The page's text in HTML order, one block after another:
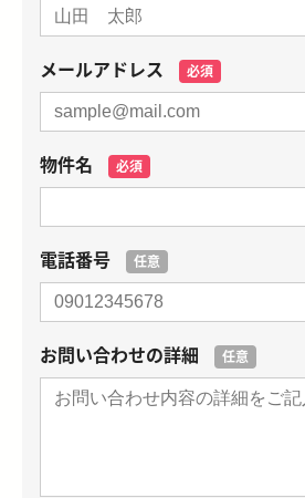
メールアドレス 必須
物件名 必須
電話番号 任意
お問い合わせの詳細 任意